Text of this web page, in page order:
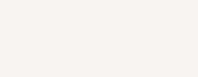
檸檬的香氣、互相愛慕的兩位少女，今夏最
世界觀，無法抗拒的吸引力，已中毒Σ>―(〃
子模型，但現實中買下的竟是屬於他的停屍
自己也無法改變的永恆， 他的一生將不由自